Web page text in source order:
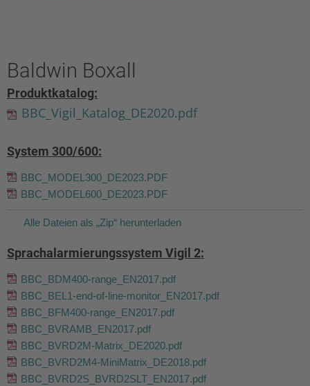
Baldwin Boxall
Produktkatalog:
BBC_Vigil_Katalog_DE2020.pdf
System 300/600:
BBC_MODEL300_DE2023.PDF
BBC_MODEL600_DE2023.PDF
Alle Dateien als „Zip“ herunterladen
Sprachalarmierungssystem Vigil 2:
BBC_BDM400-range_EN2017.pdf
BBC_BEL1-end-of-line-monitor_EN2017.pdf
BBC_BFM400-range_EN2017.pdf
BBC_BVRAMB_EN2017.pdf
BBC_BVRD2M-Matrix_DE2020.pdf
BBC_BVRD2M4-MiniMatrix_DE2018.pdf
BBC_BVRD2S_BVRD2SLT_EN2017.pdf